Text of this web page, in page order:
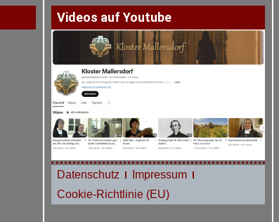
Videos auf Youtube
Datenschutz
Impressum
Cookie-Richtlinie (EU)